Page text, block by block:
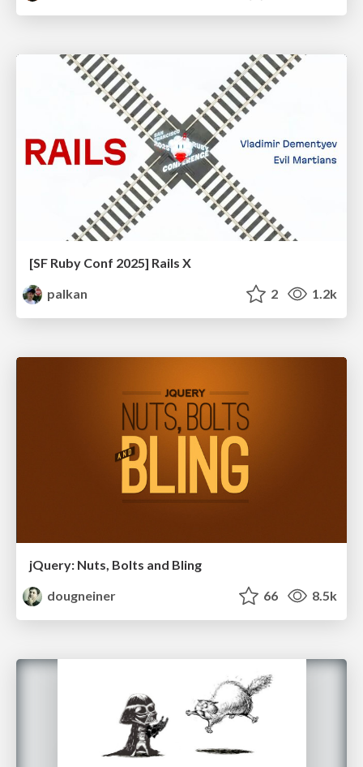
[SF Ruby Conf 2025] Rails X
palkan
2 1.2k
jQuery: Nuts, Bolts and Bling
dougneiner
66 8.5k